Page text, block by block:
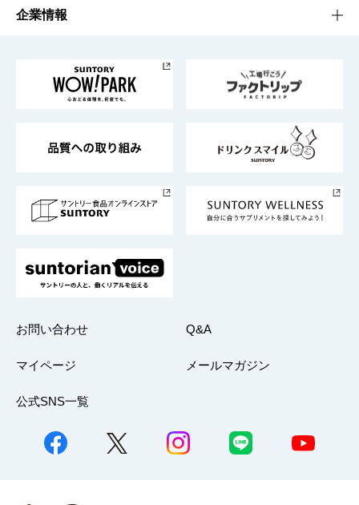
栄養成分一覧
工場見学
地域情報
サントリーホール
サントリーサンバーズ大阪
サステナビリティTOP
サントリーが考えるサステナビリティ経営
企業情報
企業概要
採用情報
お問い合わせ Q&A
マイページ メールマガジン
公式SNS一覧